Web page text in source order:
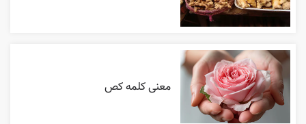
معنی کلمه کص